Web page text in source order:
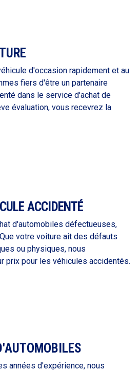
d'occasion rapidement et au
fiers d'être un partenaire
dans le service d'achat de
évaluation, vous recevrez la
ACCIDENTÉ
d'automobiles défectueuses,
votre voiture ait des défauts
ou physiques, nous
prix pour les véhicules accidentés.
années d'expérience, nous